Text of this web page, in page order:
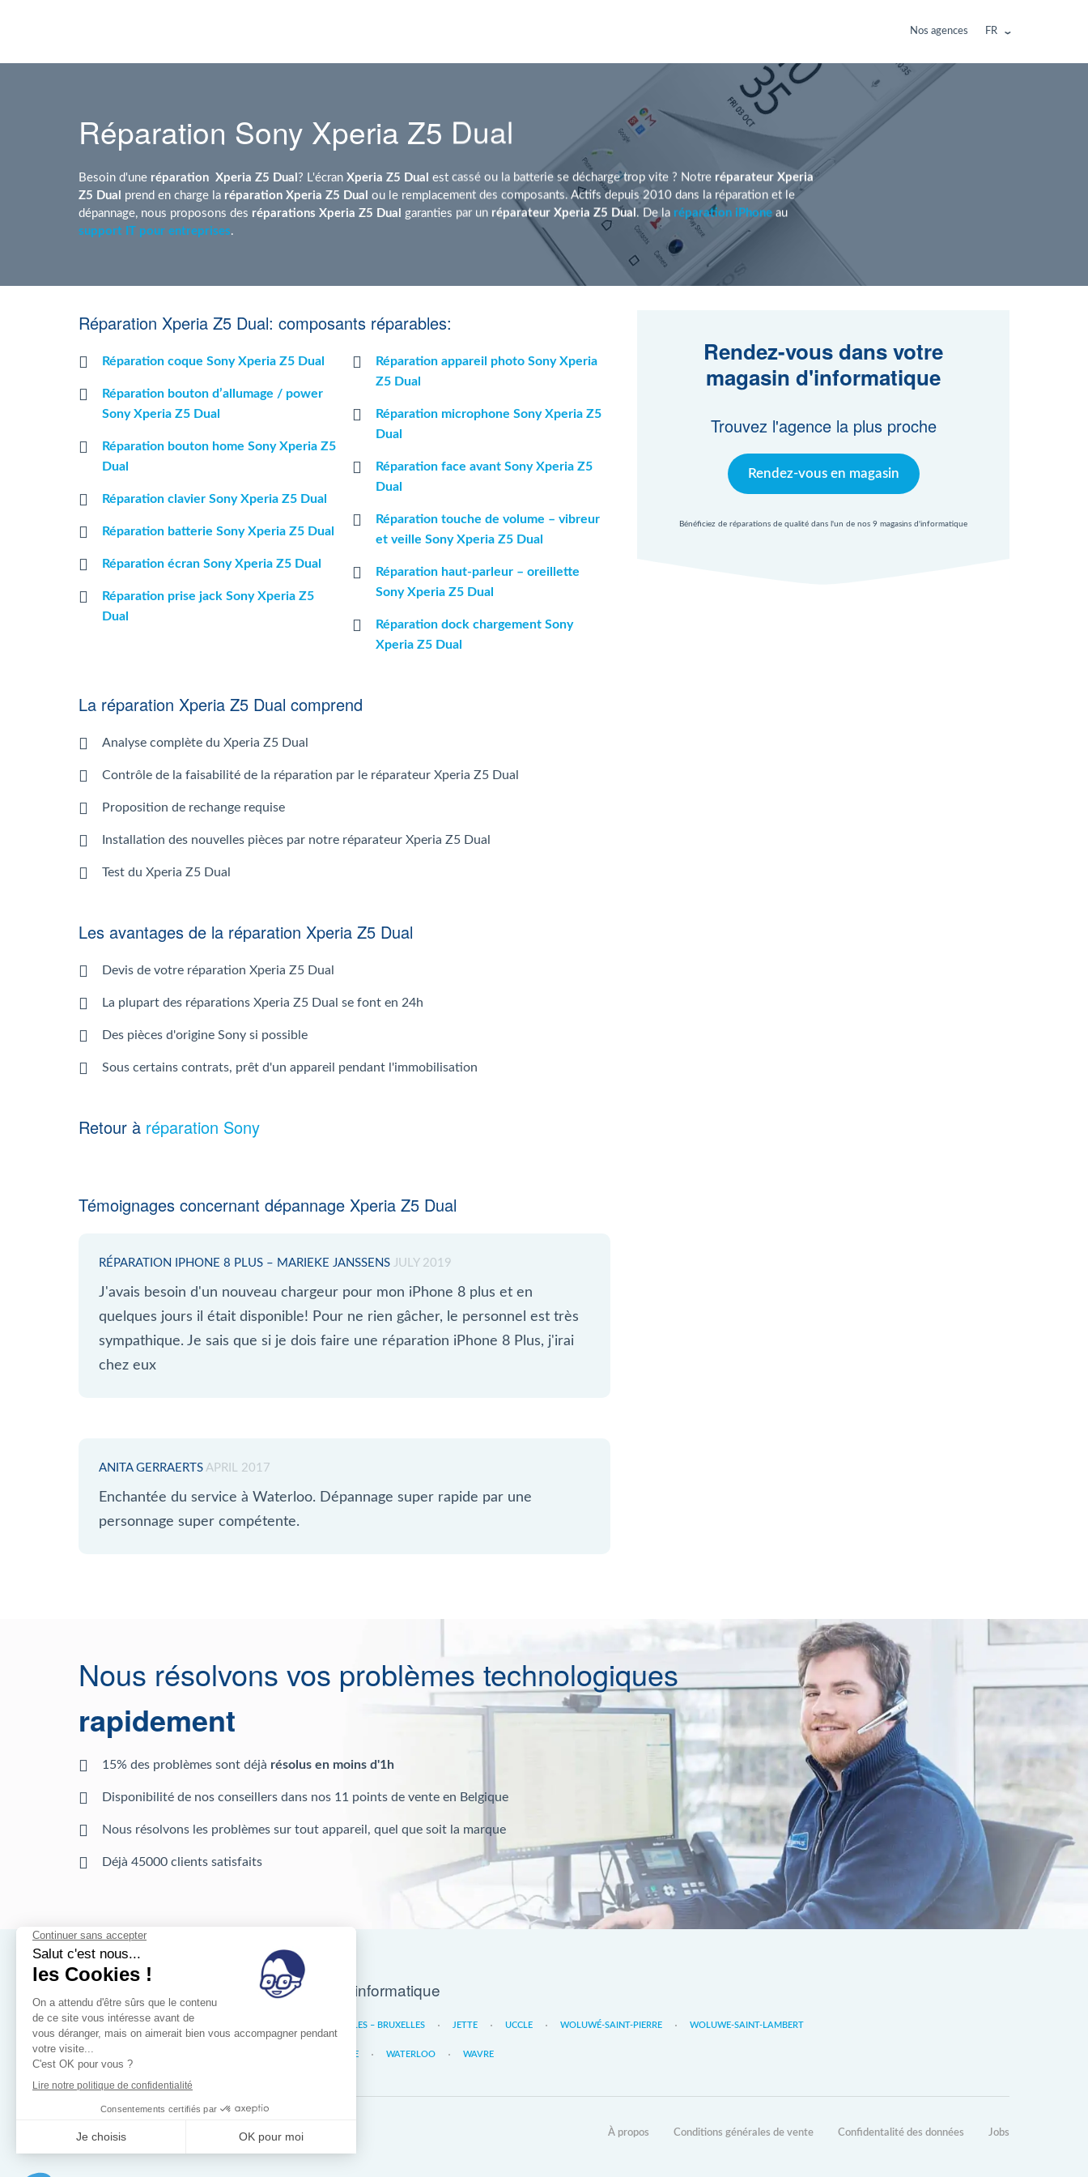
Nos agences FR
Réparation Sony Xperia Z5 Dual
Besoin d'une réparation Xperia Z5 Dual ? L'écran Xperia Z5 Dual est cassé ou la batterie se décharge trop vite ? Notre réparateur Xperia
Z5 Dual
prend en charge la réparation Xperia Z5 Dual ou le remplacement des composants. Actifs depuis 2010 dans la réparation et le
dépannage, nous proposons des réparations Xperia Z5 Dual garanties par un réparateur Xperia Z5 Dual . De la réparation iPhone au
support IT pour entreprises.
Réparation Xperia Z5 Dual: composants réparables:
Réparation coque Sony Xperia Z5 Dual
Réparation bouton d’allumage / power
Sony Xperia Z5 Dual
Réparation bouton home Sony Xperia Z5
Dual
Réparation clavier Sony Xperia Z5 Dual
Réparation batterie Sony Xperia Z5 Dual
Réparation écran Sony Xperia Z5 Dual
Réparation prise jack Sony Xperia Z5
Dual
Réparation appareil photo Sony Xperia
Z5 Dual
Réparation microphone Sony Xperia Z5
Dual
Réparation face avant Sony Xperia Z5
Dual
Réparation touche de volume – vibreur
et veille Sony Xperia Z5 Dual
Réparation haut-parleur – oreillette
Sony Xperia Z5 Dual
Réparation dock chargement Sony
Xperia Z5 Dual
Rendez-vous dans votre
magasin d'informatique
Trouvez l'agence la plus proche
Rendez-vous en magasin
Bénéficiez de réparations de qualité dans l'un de nos 9 magasins d'informatique
La réparation Xperia Z5 Dual comprend
Analyse complète du Xperia Z5 Dual
Contrôle de la faisabilité de la réparation par le réparateur Xperia Z5 Dual
Proposition de rechange requise
Installation des nouvelles pièces par notre réparateur Xperia Z5 Dual
Test du Xperia Z5 Dual
Les avantages de la réparation Xperia Z5 Dual
Devis de votre réparation Xperia Z5 Dual
La plupart des réparations Xperia Z5 Dual se font en 24h
Des pièces d'origine Sony si possible
Sous certains contrats, prêt d'un appareil pendant l'immobilisation
Retour à réparation Sony
Témoignages concernant dépannage Xperia Z5 Dual
RÉPARATION IPHONE 8 PLUS – MARIEKE JANSSENS JULY 2019
J'avais besoin d'un nouveau chargeur pour mon iPhone 8 plus et en
quelques jours il était disponible! Pour ne rien gâcher, le personnel est très
sympathique. Je sais que si je dois faire une réparation iPhone 8 Plus, j'irai
chez eux
ANITA GERRAERTS APRIL 2017
Enchantée du service à Waterloo. Dépannage super rapide par une
personnage super compétente.
Nous résolvons vos problèmes technologiques
rapidement
15% des problèmes sont déjà résolus en moins d'1h
Disponibilité de nos conseillers dans nos 11 points de vente en Belgique
Nous résolvons les problèmes sur tout appareil, quel que soit la marque
Déjà 45000 clients satisfaits
Nos magasins d'informatique
IXELLES – BRUXELLES JETTE UCCLE WOLUWÉ-SAINT-PIERRE WOLUWE-SAINT-LAMBERT
LIÈGE WATERLOO WAVRE
À propos Conditions générales de vente Confidentalité des données Jobs